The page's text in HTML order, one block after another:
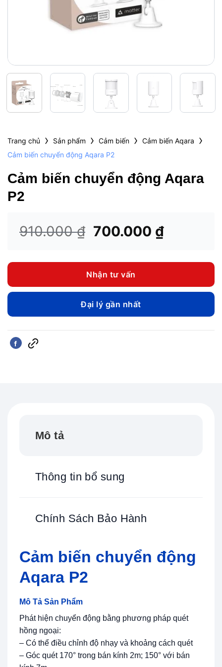
Trang chủ › Sản phẩm › Cảm biến › Cảm biến Aqara ›
Cảm biến chuyển động Aqara P2
Cảm biến chuyển động Aqara
P2
910.000₫ Giá
là:
910.000 ₫.
700.000 ₫Giá
tại
Nhận tư vấn
Đại lý gần nhất
Mô tả
Thông tin bổ sung
Chính Sách Bảo Hành
Cảm biến chuyển động
Aqara P2
Mô Tả Sản Phẩm
Phát hiện chuyển động bằng phương pháp quét
hồng ngoại:
– Có thể điều chỉnh độ nhạy và khoảng cách quét
– Góc quét 170° trong bán kính 2m; 150° với bán